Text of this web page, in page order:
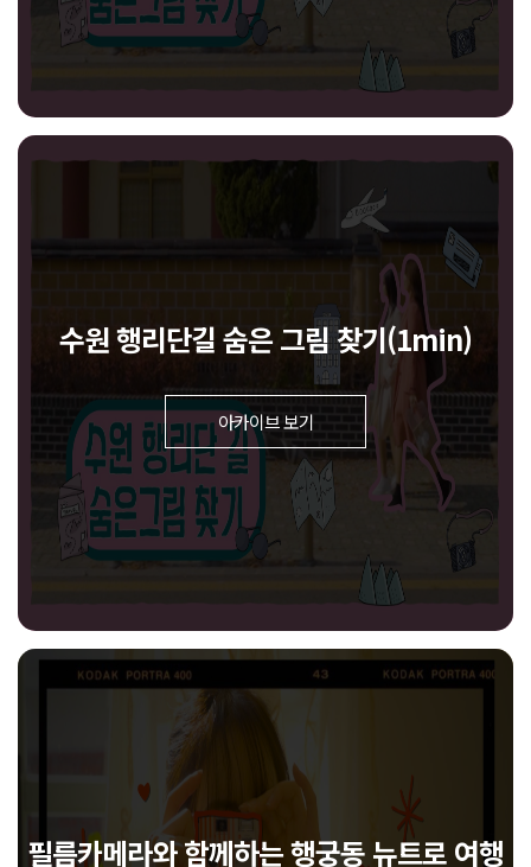
수원 행리단길 숨은 그림 찾기(1min)
아카이브 보기
필름카메라와 함께하는 행궁동 뉴트로 여행